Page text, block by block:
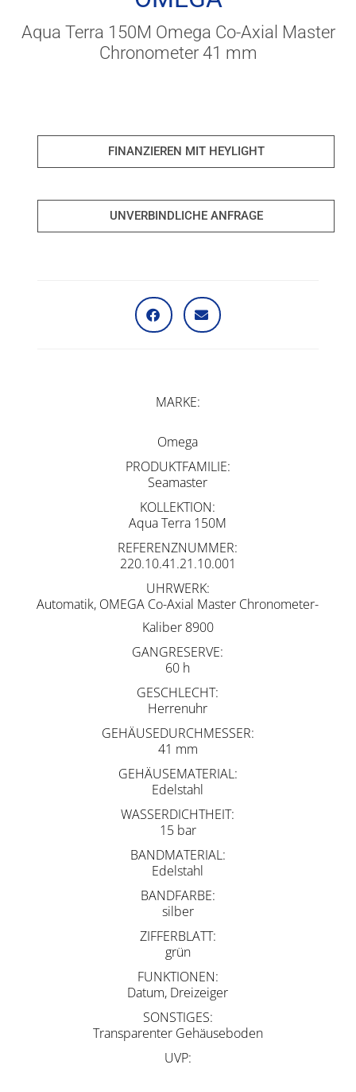
Aqua Terra 150M Omega Co-Axial Master
Chronometer 41 mm
FINANZIEREN MIT HEYLIGHT
UNVERBINDLICHE ANFRAGE
MARKE
Omega
PRODUKTFAMILIE
Seamaster
KOLLEKTION
Aqua Terra 150M
REFERENZNUMMER
220.10.41.21.10.001
UHRWERK
Automatik, OMEGA Co-Axial Master Chronometer-
Kaliber 8900
GANGRESERVE
60 h
GESCHLECHT
Herrenuhr
GEHÄUSEDURCHMESSER
41 mm
GEHÄUSEMATERIAL
Edelstahl
WASSERDICHTHEIT
15 bar
BANDMATERIAL
Edelstahl
BANDFARBE
silber
ZIFFERBLATT
grün
FUNKTIONEN
Datum, Dreizeiger
SONSTIGES
Transparenter Gehäuseboden
UVP